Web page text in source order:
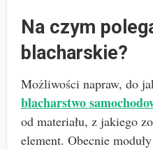
Na czym
blacharskie?
Możliwości napraw, do
blacharstwo
od materiału, z jakiego
element. Obecnie